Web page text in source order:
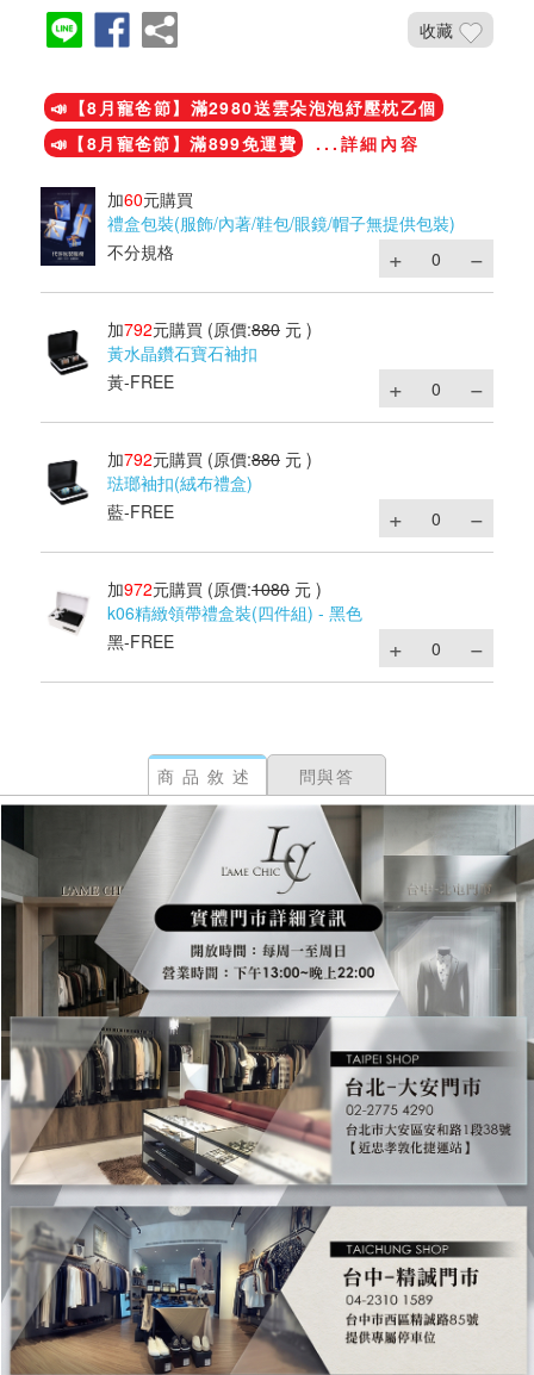
收藏
📣【8月寵爸節】滿2980送雲朵泡泡紓壓枕乙個
📣【8月寵爸節】滿899免運費
...詳細內容
加60元購買
禮盒包裝(服飾/內著/鞋包/眼鏡/帽子無提供包裝)
不分規格
加792元購買 (原價:880 元 )
黃水晶鑽石寶石袖扣
黃-FREE
加792元購買 (原價:880 元 )
琺瑯袖扣(絨布禮盒)
藍-FREE
加972元購買 (原價:1080 元 )
k06精緻領帶禮盒裝(四件組) - 黑色
黑-FREE
商品敘述 問與答